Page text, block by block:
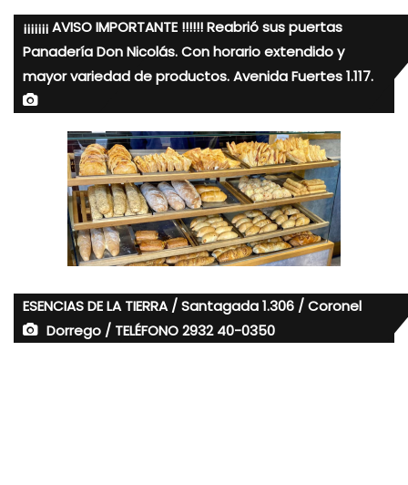
¡¡¡¡¡¡¡ AVISO IMPORTANTE !!!!!! Reabrió sus puertas
Panadería Don Nicolás. Con horario extendido y
mayor variedad de productos. Avenida Fuertes 1.117.
ESENCIAS DE LA TIERRA / Santagada 1.306 / Coronel
Dorrego / TELÉFONO 2932 40-0350